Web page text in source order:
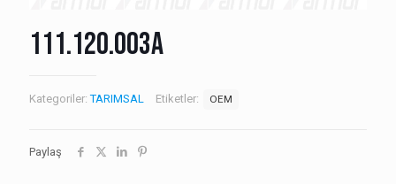
111.120.003A
Kategoriler:TARIMSAL Etiketler: OEM
Paylaş